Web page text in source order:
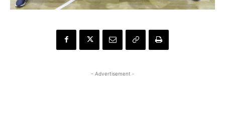
- Advertisement -